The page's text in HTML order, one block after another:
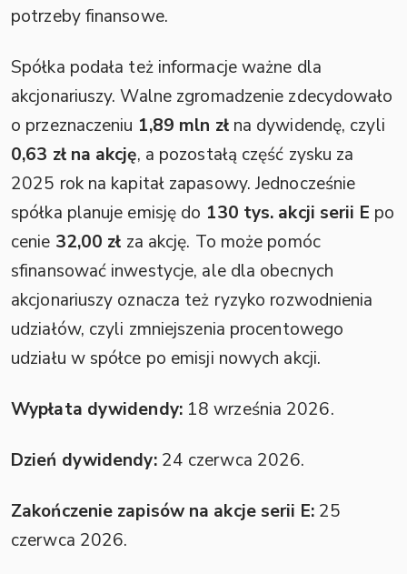
potrzeby finansowe.
Spółka podała też informacje ważne dla
akcjonariuszy. Walne zgromadzenie zdecydowało
o przeznaczeniu 1,89 mln złna dywidendę, czyli
0,63 zł na akcję, a pozostałą część zysku za
2025 rok na kapitał zapasowy. Jednocześnie
spółka planuje emisję do 130 tys. akcji serii E po
cenie 32,00 zł za akcję. To może pomóc
sfinansować inwestycje, ale dla obecnych
akcjonariuszy oznacza też ryzyko rozwodnienia
udziałów, czyli zmniejszenia procentowego
udziału w spółce po emisji nowych akcji.
Wypłata dywidendy:18 września 2026.
Dzień dywidendy:24 czerwca 2026.
Zakończenie zapisów na akcje serii E:25
czerwca 2026.